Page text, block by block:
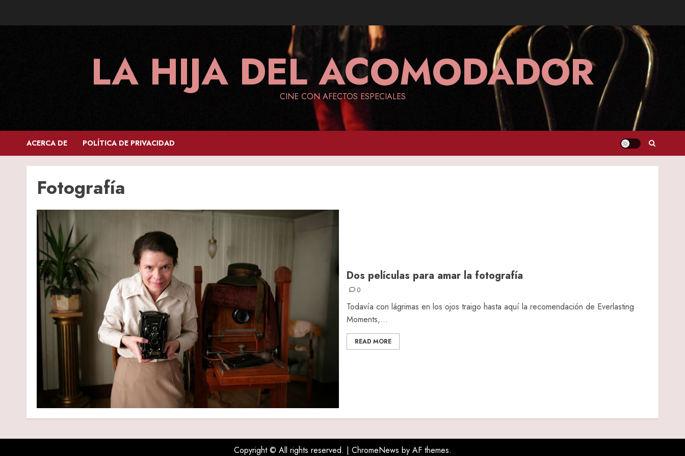
LA HIJA DEL ACOMODADOR
CINE CON AFECTOS ESPECIALES
ACERCA DE POLÍTICA DE PRIVACIDAD
Fotografía
Dos películas para amar la fotografía
0
Todavía con lágrimas en los ojos traigo hasta aquí la recomendación de Everlasting
Moments,...
READ MORE
Copyright © All rights reserved. | ChromeNews by AF themes.